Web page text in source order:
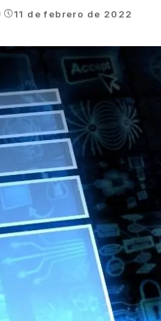
11 de febrero de 2022